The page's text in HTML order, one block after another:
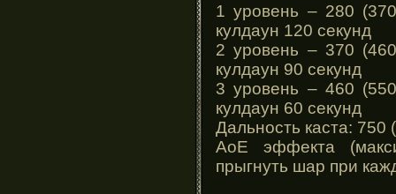
1 уровень – 280
кулдаун 120 секунд
2 уровень – 370
кулдаун 90 секунд
3 уровень – 460
кулдаун 60 секунд
Дальность каста: 750
АоЕ эффекта
прыгнуть шар при